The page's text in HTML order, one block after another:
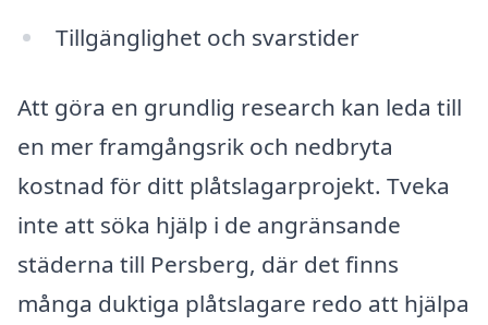
Tillgänglighet och svarstider
Att göra en grundlig research kan leda till
en mer framgångsrik och nedbryta
kostnad för ditt plåtslagarprojekt. Tveka
inte att söka hjälp i de angränsande
städerna till Persberg, där det finns
många duktiga plåtslagare redo att hjälpa